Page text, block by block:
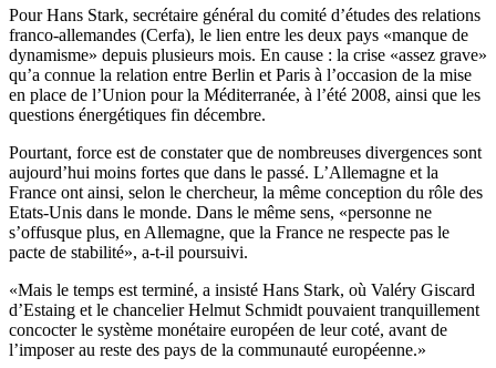
Pour Hans Stark, secrétaire général du comité d’études des relations
franco-allemandes (Cerfa), le lien entre les deux pays «manque de
dynamisme» depuis plusieurs mois. En cause : la crise «assez grave»
qu’a connue la relation entre Berlin et Paris à l’occasion de la mise
en place de l’Union pour la Méditerranée, à l’été 2008, ainsi que les
questions énergétiques fin décembre.
Pourtant, force est de constater que de nombreuses divergences sont
aujourd’hui moins fortes que dans le passé. L’Allemagne et la
France ont ainsi, selon le chercheur, la même conception du rôle des
Etats-Unis dans le monde. Dans le même sens, «personne ne
s’offusque plus, en Allemagne, que la France ne respecte pas le
pacte de stabilité», a-t-il poursuivi.
«Mais le temps est terminé, a insisté Hans Stark, où Valéry Giscard
d’Estaing et le chancelier Helmut Schmidt pouvaient tranquillement
concocter le système monétaire européen de leur coté, avant de
l’imposer au reste des pays de la communauté européenne.»